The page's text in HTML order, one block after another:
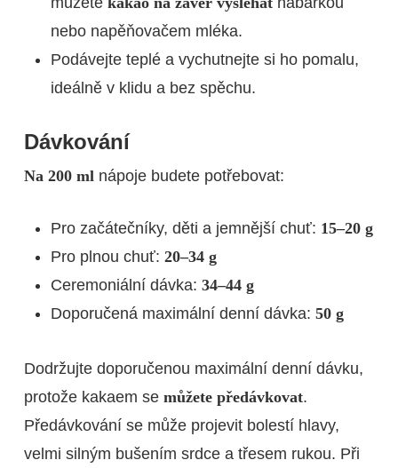
nebo napěňovačem mléka.
Podávejte teplé a vychutnejte si ho pomalu,
ideálně v klidu a bez spěchu.
Dávkování
Na 200 mlnápoje budete potřebovat:
Pro začátečníky, děti a jemnější chuť: 15–20 g
Pro plnou chuť: 20–34 g
Ceremoniální dávka: 34–44 g
Doporučená maximální denní dávka: 50 g
Dodržujte doporučenou maximální denní dávku,
protože kakaem se můžete předávkovat.
Předávkování se může projevit bolestí hlavy,
velmi silným bušením srdce a třesem rukou. Při